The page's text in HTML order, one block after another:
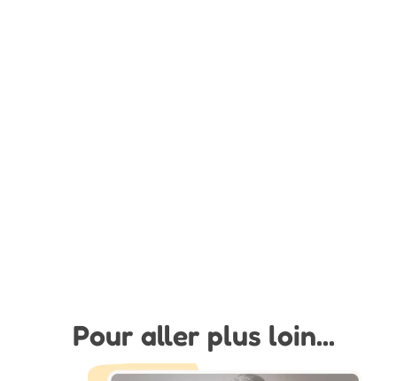
Pour aller plus loin...